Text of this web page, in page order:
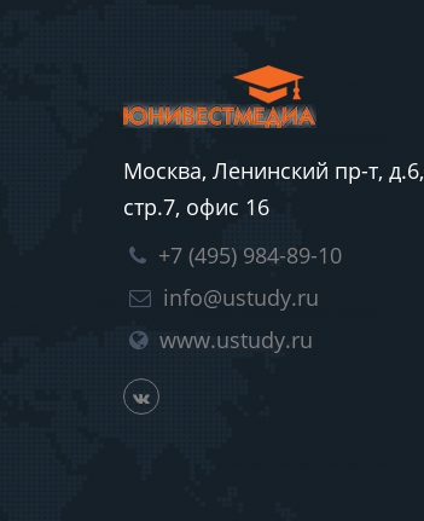
Москва, Ленинский пр-т, д.6,
стр.7, офис 16
+7 (495) 984-89-10
info@ustudy.ru
www.ustudy.ru